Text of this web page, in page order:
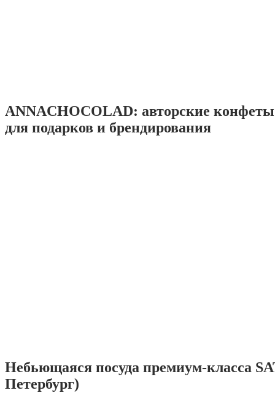
ANNACHOCOLAD: авторские
для подарков и брендирования
Небьющаяся посуда премиум-класса
Петербург)